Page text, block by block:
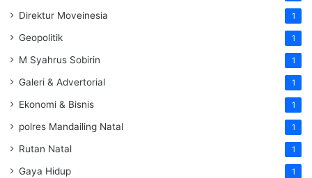
Direktur Moveinesia 1
Geopolitik 1
M Syahrus Sobirin 1
Galeri & Advertorial 1
Ekonomi & Bisnis 1
polres Mandailing Natal 1
Rutan Natal 1
Gaya Hidup 1